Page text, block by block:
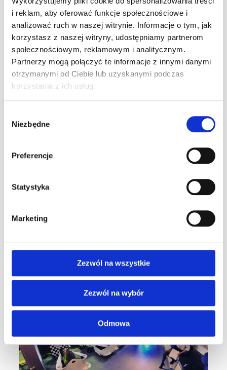
i reklam, aby oferować funkcje społecznościowe i
analizować ruch w naszej witrynie. Informacje o tym, jak
korzystasz z naszej witryny, udostępniamy partnerom
społecznościowym, reklamowym i analitycznym.
Partnerzy mogą połączyć te informacje z innymi danymi
otrzymanymi od Ciebie lub uzyskanymi podczas
korzystania z ich usług.
zgody
Niezbędne
Preferencje
Statystyka
Marketing
Zezwól na wszystkie
Zezwól na wybór
Odmowa
twojej firmy.
Strefa symulatorów – wirtualna
rzeczywistość na wyciągnięcie ręki
Nie każda impreza firmowa musi opierać się na rywalizacji
fizycznej. Strefa symulatorów w A1 Karting to przestrzeń,
przenoszą graczy w świat wyścigów z realistycznymi
efektami.
szybkich samochodów.
pozwala na bezpieczną zabawę w kontrolowanym
poślizgu.
technologiami, które zapewniają świetną zabawę i
niezapomniane wrażenia.